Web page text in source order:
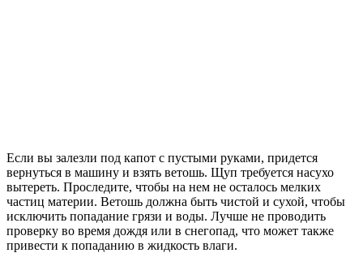
Если вы залезли под капот с пустыми руками, придется
вернуться в машину и взять ветошь. Щуп требуется насухо
вытереть. Проследите, чтобы на нем не осталось мелких
частиц материи. Ветошь должна быть чистой и сухой, чтобы
исключить попадание грязи и воды. Лучше не проводить
проверку во время дождя или в снегопад, что может также
привести к попаданию в жидкость влаги.